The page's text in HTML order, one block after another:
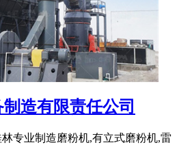
造有限责任公司
专业制造磨粉机,有立式磨粉机,雷